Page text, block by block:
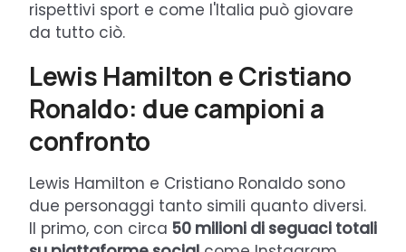
rispettivi sport e come l'Italia può giovare
da tutto ciò.
Lewis Hamilton e Cristiano
Ronaldo: due campioni a
confronto
Lewis Hamilton e Cristiano Ronaldo sono
due personaggi tanto simili quanto diversi.
Il primo, con circa 50 milioni di seguaci totali